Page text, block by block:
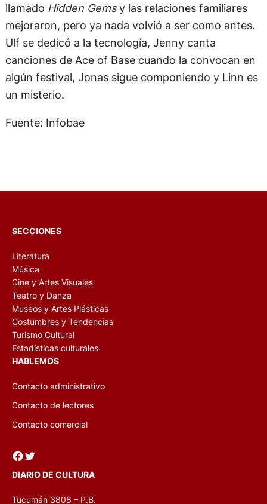
llamado Hidden Gemsy las relaciones familiares
mejoraron, pero ya nada volvió a ser como antes.
Ulf se dedicó a la tecnología, Jenny canta
canciones de Ace of Base cuando la convocan en
algún festival, Jonas sigue componiendo y Linn es
un misterio.
Fuente: Infobae
SECCIONES
Literatura
Música
Cine y Artes Visuales
Teatro y Danza
Museos y Artes Plásticas
Costumbres y Tendencias
Turismo Cultural
Estadísticas culturales
HABLEMOS
Contacto administrativo
Contacto de lectores
Contacto comercial
Facebook Twitter
DIARIO DE CULTURA
Tucumán 3808 – P.B.